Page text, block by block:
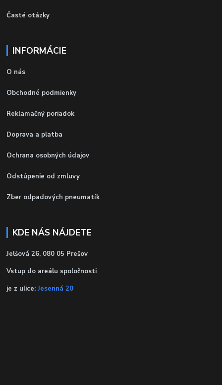
Časté otázky
INFORMÁCIE
O nás
Obchodné podmienky
Reklamačný poriadok
Doprava a platba
Ochrana osobných údajov
Odstúpenie od zmluvy
Zber odpadových pneumatík
KDE NÁS NÁJDETE
Jelšová 26, 080 05 Prešov
Vstup do areálu spoločnosti
je z ulice: Jesenná 20